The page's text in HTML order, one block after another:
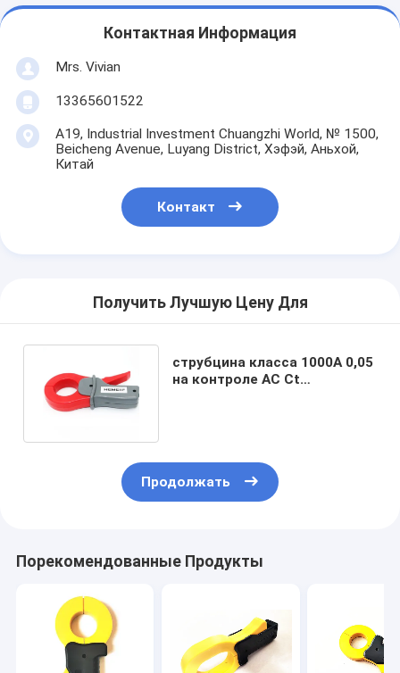
Контактная Информация
Mrs. Vivian
13365601522
A19, Industrial Investment Chuangzhi World, № 1500,
Beicheng Avenue, Luyang District, Хэфэй, Аньхой,
Китай
Контакт
Получить Лучшую Цену Для
струбцина класса 1000A 0,05
на контроле AC Ct
Продолжать
Порекомендованные Продукты